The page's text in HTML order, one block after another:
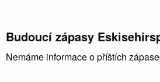
Budoucí zápasy
Nemáme informace o příštích